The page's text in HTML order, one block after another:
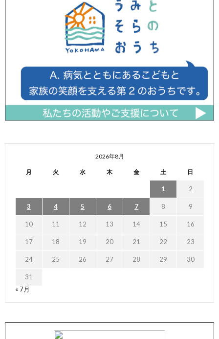
2026年8月
月 火 水 木 金 土 日
1 2
3 4 5 6 7 8 9
10 11 12 13 14 15 16
17 18 19 20 21 22 23
24 25 26 27 28 29 30
31
« 7月